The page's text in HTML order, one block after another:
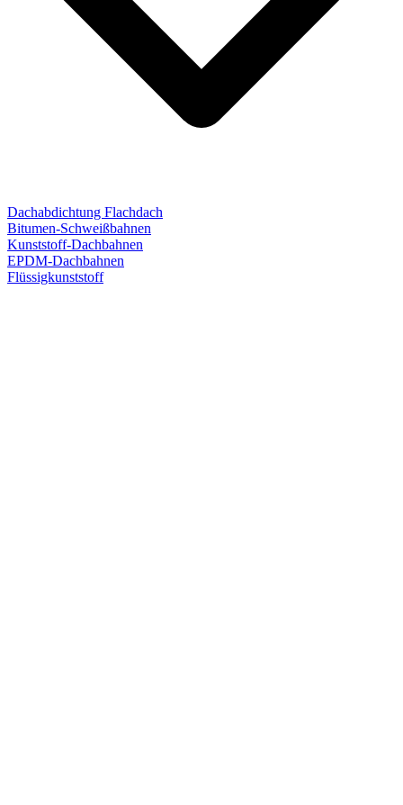
Dachabdichtung Flachdach
Bitumen-Schweißbahnen
Kunststoff-Dachbahnen
EPDM-Dachbahnen
Flüssigkunststoff